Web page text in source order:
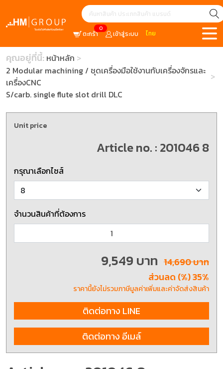
0
ตะกร้า เข้าสู่ระบบ ไทย
คุณอยู่ที่นี้: หน้าหลัก
2 Modular machining / ชุดเครื่องมือใช้งานกับเครื่องจักรและ
เครื่องCNC
S/carb. single flute slot drill DLC
Unit price
Article no. : 201046 8
กรุณาเลือกไซส์
จำนวนสินค้าที่ต้องการ
9,549 บาท 14,690 บาท
ส่วนลด (%) 35%
ราคานี้ยังไม่รวมภาษีมูลค่าเพิ่มและค่าจัดส่งสินค้า
ติดต่อทาง LINE
ติดต่อทาง อีเมล์